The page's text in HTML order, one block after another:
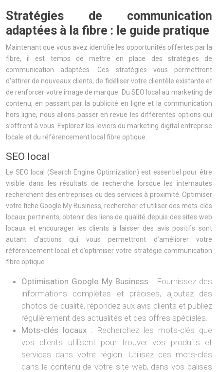
Stratégies de communication
adaptées à la fibre : le guide pratique
Maintenant que vous avez identifié les opportunités offertes par la
fibre, il est temps de mettre en place des stratégies de
communication adaptées. Ces stratégies vous permettront
d’attirer de nouveaux clients, de fidéliser votre clientèle existante et
de renforcer votre image de marque. Du SEO local au marketing de
contenu, en passant par la publicité en ligne et la communication
hors ligne, nous allons passer en revue les différentes options qui
s’offrent à vous. Explorez les leviers du marketing digital entreprise
locale et du référencement local fibre optique.
SEO local
Le SEO local (Search Engine Optimization) est essentiel pour être
visible dans les résultats de recherche lorsque les internautes
recherchent des entreprises ou des services à proximité. Optimiser
votre fiche Google My Business, rechercher et utiliser des mots-clés
locaux pertinents, obtenir des liens de qualité depuis des sites web
locaux et encourager les clients à laisser des avis positifs sont
autant d’actions qui vous permettront d’améliorer votre
référencement local et d’optimiser votre stratégie communication
fibre optique.
Optimisation Google My Business : Fournissez des
informations complètes et précises, ajoutez des
photos de qualité, répondez aux avis clients et publiez
régulièrement des actualités et des offres spéciales.
Mots-clés locaux : Recherchez les mots-clés que
vos clients utilisent pour trouver vos produits et
services dans votre région. Utilisez ces mots-clés
dans le contenu de votre site web, dans vos balises